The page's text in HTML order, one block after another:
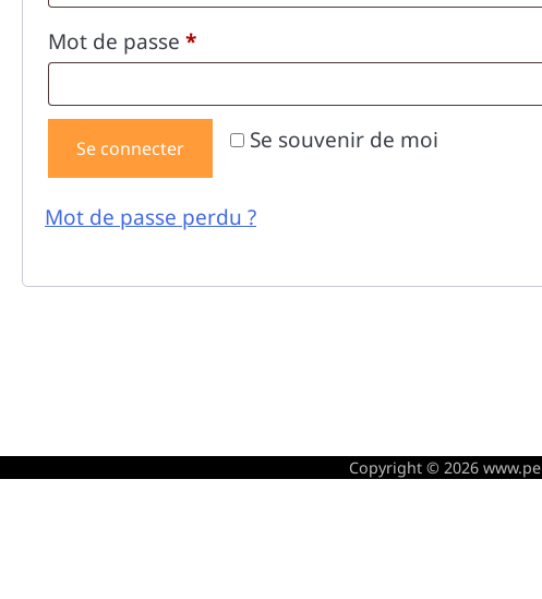
Mot de passe *Obligatoire
Se souvenir de moi
Se connecter
Mot de passe perdu ?
Copyright © 2026